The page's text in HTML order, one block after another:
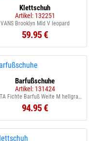
Klettschuh
Artikel: 132251
VANS Brooklyn MId V leopard
59.95 €
Barfußschuhe
Artikel: 131424
RICOSTA Fichte Barfuß Weite M hellgrau fleur vegan
94.95 €